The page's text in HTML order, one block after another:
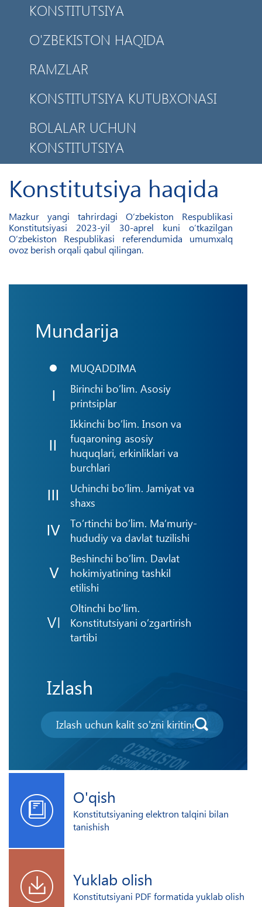
KONSTITUTSIYA
O'ZBEKISTON HAQIDA
RAMZLAR
KONSTITUTSIYA KUTUBXONASI
BOLALAR UCHUN
KONSTITUTSIYA
LOYIHA HAQIDA
MAXFIYLIK SIYOSATI
MOBIL ILOVA
Konstitutsiya haqida
Mazkur yangi tahrirdagi O‘zbekiston Respublikasi
Konstitutsiyasi 2023-yil 30-aprel kuni o‘tkazilgan
O‘zbekiston Respublikasi referendumida umumxalq
ovoz berish orqali qabul qilingan.
Mundarija
MUQADDIMA
Birinchi bo’lim. Asosiy
printsiplar
Ikkinchi bo’lim. Inson va
fuqaroning asosiy
huquqlari, erkinliklari va
burchlari
Uchinchi bo’lim. Jamiyat va
shaxs
To’rtinchi bo’lim. Ma’muriy-
hududiy va davlat tuzilishi
Beshinchi bo’lim. Davlat
hokimiyatining tashkil
etilishi
Oltinchi bo’lim.
Konstitutsiyani o’zgartirish
tartibi
Izlash
O'qish
Konstitutsiyaning elektron talqini bilan
tanishish
Yuklab olish
Konstitutsiyani PDF formatida yuklab olish